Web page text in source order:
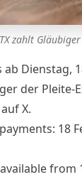
zahlt
ab Dienstag,
der Pleite-
X.
18
from